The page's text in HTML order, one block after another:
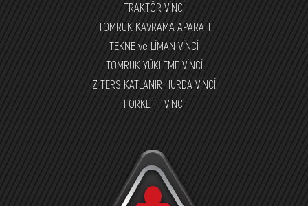
TRAKTÖR VİNCİ
TOMRUK KAVRAMA APARATI
TEKNE ve LİMAN VİNCİ
TOMRUK YÜKLEME VİNCİ
Z TERS KATLANIR HURDA VİNCİ
FORKLİFT VİNCİ